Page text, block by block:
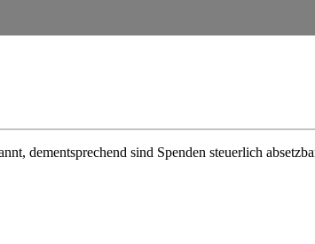
dementspre­chend sind Spenden steuerlich